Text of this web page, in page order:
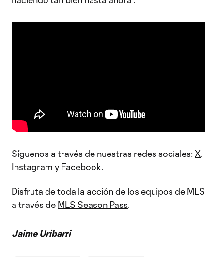
Síguenos a través de nuestras redes sociales: X,
Instagram y Facebook.
Disfruta de toda la acción de los equipos de MLS
a través de MLS Season Pass.
Jaime Uribarri